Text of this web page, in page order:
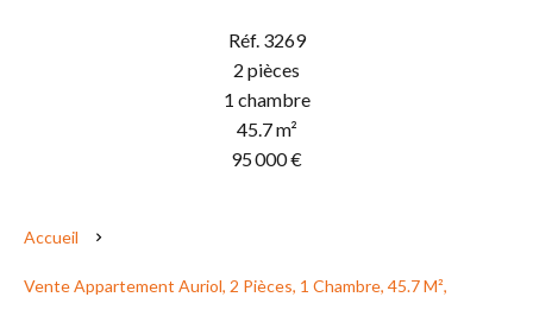
Réf. 3269
2 pièces
1 chambre
45.7 m²
95 000 €
Accueil
Vente Appartement Auriol, 2 Pièces, 1 Chambre, 45.7 M²,